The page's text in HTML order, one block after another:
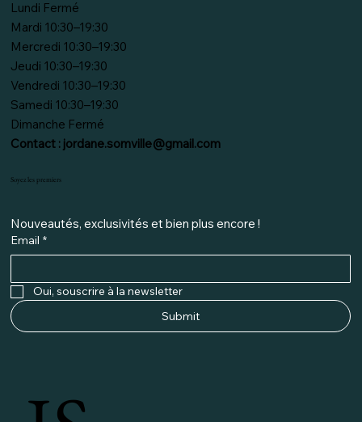
Lundi Fermé
Mardi 10:30–19:30
Mercredi 10:30–19:30
Jeudi 10:30–19:30
Vendredi 10:30–19:30
Samedi 10:30–19:30
Dimanche Fermé
Contact : jordane.somville@gmail.com
Soyez les premiers
Email *
Oui, souscrire à la newsletter
Submit